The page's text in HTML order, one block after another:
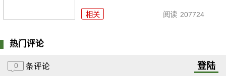
相关 阅读 207724
热门评论
0 条评论 登陆